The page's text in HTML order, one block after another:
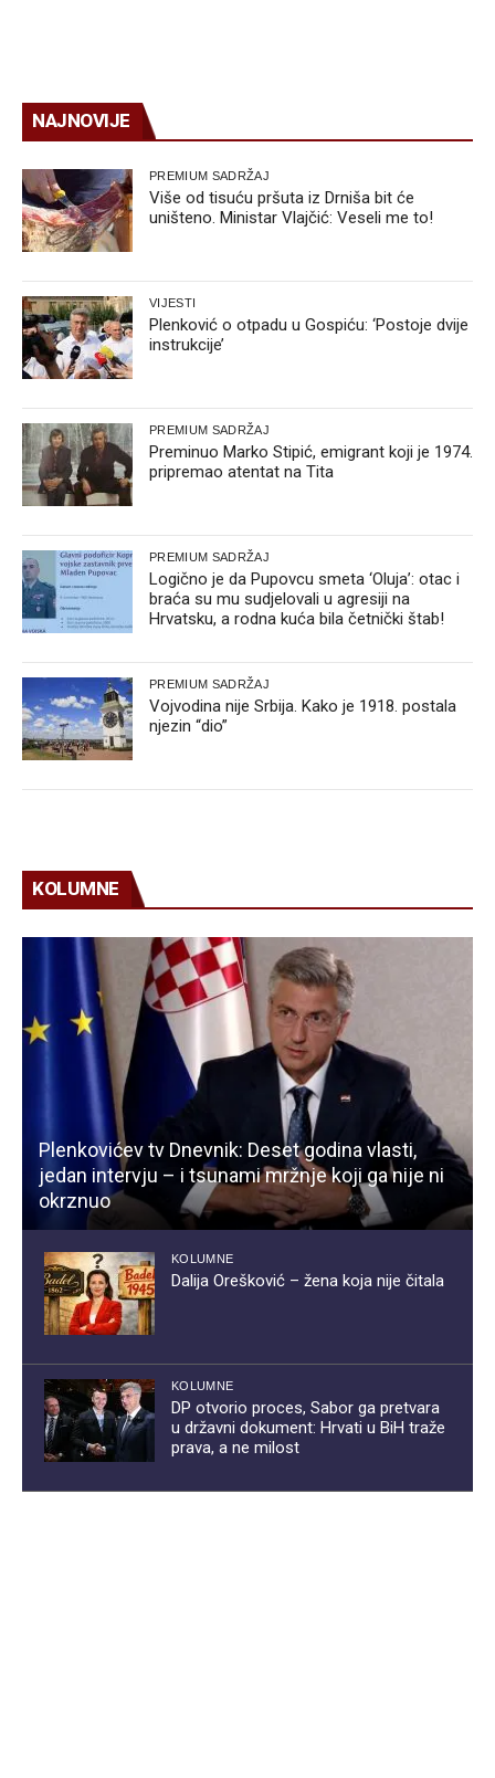
NAJNOVIJE
PREMIUM SADRŽAJ
Više od tisuću pršuta iz Drniša bit će
uništeno. Ministar Vlajčić: Veseli me to!
VIJESTI
Plenković o otpadu u Gospiću: ‘Postoje dvije
instrukcije’
PREMIUM SADRŽAJ
Preminuo Marko Stipić, emigrant koji je 1974.
pripremao atentat na Tita
PREMIUM SADRŽAJ
Logično je da Pupovcu smeta ‘Oluja’: otac i
braća su mu sudjelovali u agresiji na
Hrvatsku, a rodna kuća bila četnički štab!
PREMIUM SADRŽAJ
Vojvodina nije Srbija. Kako je 1918. postala
njezin “dio”
KOLUMNE
Plenkovićev tv Dnevnik: Deset godina vlasti,
jedan intervju – i tsunami mržnje koji ga nije ni
okrznuo
KOLUMNE
Dalija Orešković – žena koja nije čitala
KOLUMNE
DP otvorio proces, Sabor ga pretvara
u državni dokument: Hrvati u BiH traže
prava, a ne milost